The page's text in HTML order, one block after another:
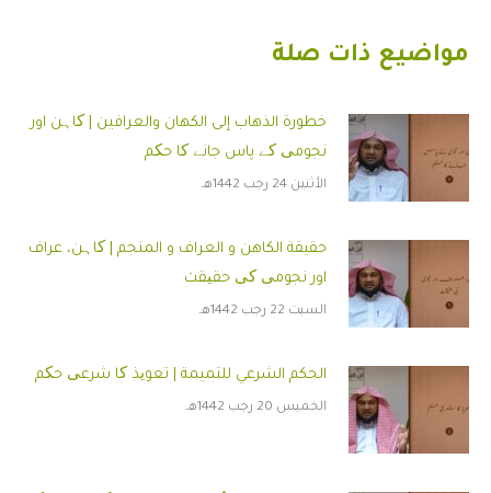
مواضيع ذات صلة
خطورة الذهاب إلى الكهان والعرافين | کاہن اور
نجومی کے پاس جانے کا حکم
الأثنين 24 رجب 1442هـ
حقيقة الكاهن و العراف و المنجم | کاہن، عراف
اور نجومی کی حقیقت
السبت 22 رجب 1442هـ
الحكم الشرعي للتميمة | تعویذ کا شرعی حکم
الخميس 20 رجب 1442هـ